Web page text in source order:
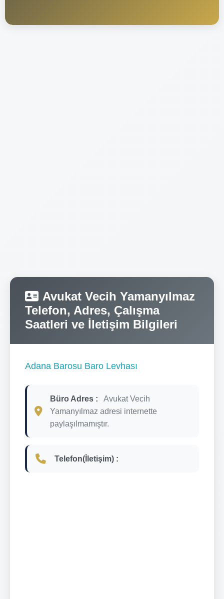
Avukat Vecih Yamanyılmaz
Telefon, Adres, Çalışma
Saatleri ve İletişim Bilgileri
Adana Barosu Baro Levhası
Büro Adres :
Avukat Vecih
Yamanyılmaz adresi internette
paylaşılmamıştır.
Telefon(İletişim) :